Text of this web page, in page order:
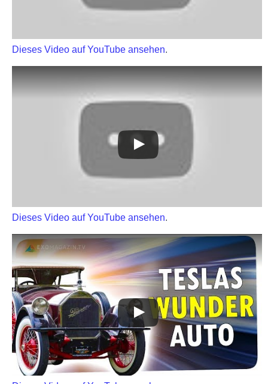
Dieses Video auf YouTube ansehen.
Dieses Video auf YouTube ansehen.